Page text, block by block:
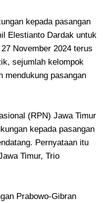
kepada pasangan
Elestianto Dardak untuk
November 2024 terus
sejumlah kelompok
mendukung pasangan
(RPN) Jawa Timur
kepada pasangan
Pernyataan itu
Timur, Trio
Prabowo-Gibran